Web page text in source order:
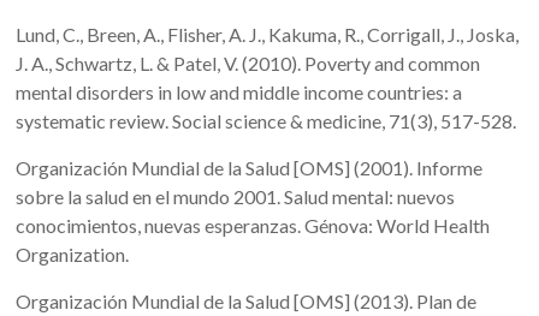
Lund, C., Breen, A., Flisher, A. J., Kakuma, R., Corrigall, J., Joska,
J. A., Schwartz, L. & Patel, V. (2010). Poverty and common
mental disorders in low and middle income countries: a
systematic review. Social science & medicine, 71(3), 517-528.
Organización Mundial de la Salud [OMS] (2001). Informe
sobre la salud en el mundo 2001. Salud mental: nuevos
conocimientos, nuevas esperanzas. Génova: World Health
Organization.
Organización Mundial de la Salud [OMS] (2013). Plan de